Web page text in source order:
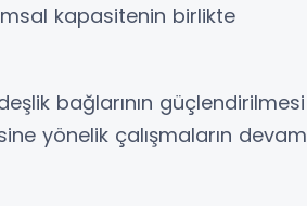
kapasitenin birlikte
bağlarının güçlendirilmesi
yönelik çalışmaların devam